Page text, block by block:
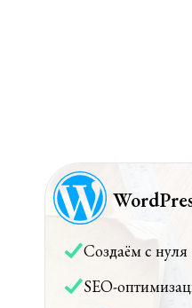
Создаём с нуля
SEO-